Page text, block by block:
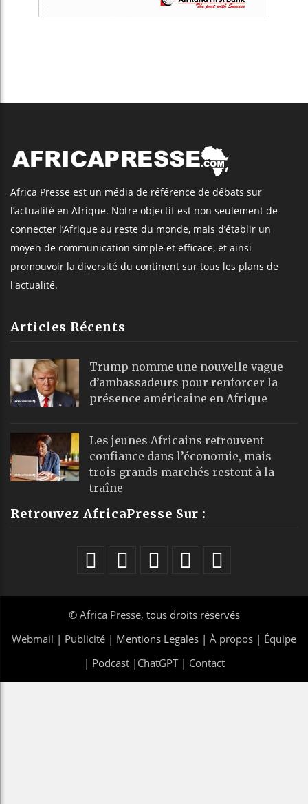
Africa Presse est un média de référence de débats sur
l’actualité en Afrique. Notre objectif est non seulement de
connecter l’Afrique au reste du monde, mais d’établir un
moyen de communication simple et efficace, et ainsi
promouvoir la diversité du continent sur tous les plans de
l'actualité.
Articles Récents
Trump nomme une nouvelle vague
d’ambassadeurs pour renforcer la
présence américaine en Afrique
Les jeunes Africains retrouvent
confiance dans l’économie, mais
trois grands marchés restent à la
traîne
Retrouvez AfricaPresse Sur :
© Africa Presse, tous droits réservés
Webmail | Publicité | Mentions Legales | À propos | Équipe
| Podcast| ChatGPT| Contact